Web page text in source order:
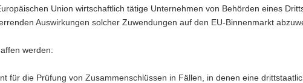
Union wirtschaftlich tätige Unternehmen von Behörden eines
Auswirkungen solcher Zuwendungen auf den EU-Binnenmarkt
werden:
für die Prüfung von Zusammenschlüssen in Fällen, in denen eine